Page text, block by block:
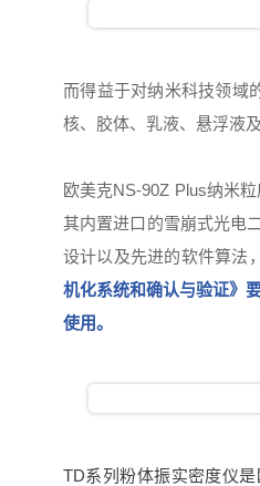
而得益于对纳米科技领域
核、胶体、乳液、悬浮液
欧美克NS-90Z Plus纳米
其内置进口的雪崩式光电
设计以及先进的软件算法
机化系统和确认与验证》
使用。
TD系列粉体振实密度仪